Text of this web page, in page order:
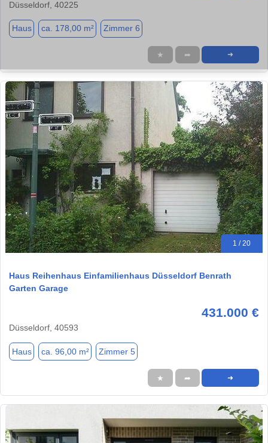
Düsseldorf, 40225
Haus ca. 178,00 m² Zimmer 6
★ ➦ ➜
1 / 20
Haus Reihenhaus Einfamilienhaus Düsseldorf Benrath
Garten Garage
431.000 €
Düsseldorf, 40593
Haus ca. 96,00 m² Zimmer 5
★ ➦ ➜